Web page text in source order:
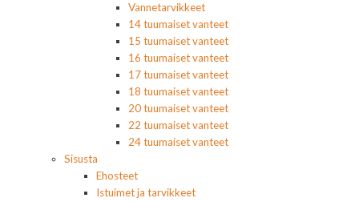
Vannetarvikkeet
14 tuumaiset vanteet
15 tuumaiset vanteet
16 tuumaiset vanteet
17 tuumaiset vanteet
18 tuumaiset vanteet
20 tuumaiset vanteet
22 tuumaiset vanteet
24 tuumaiset vanteet
Sisusta
Ehosteet
Istuimet ja tarvikkeet